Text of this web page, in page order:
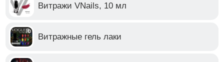
Витражи VNails, 10 мл
Витражные гель лаки